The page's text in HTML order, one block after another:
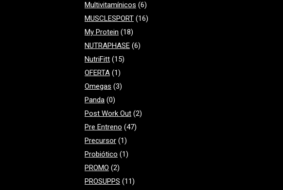
Multivitamínicos (6)
MUSCLESPORT (16)
My Protein (18)
NUTRAPHASE (6)
NutriFitt (15)
OFERTA (1)
Omegas (3)
Panda (0)
Post Work Out (2)
Pre Entreno (47)
Precursor (1)
Probiótico (1)
PROMO (2)
PROSUPPS (11)